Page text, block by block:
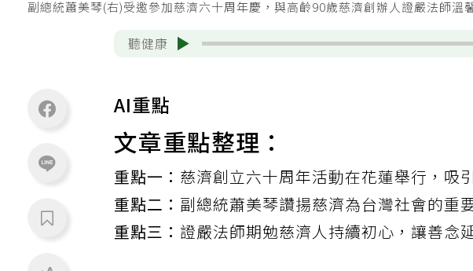
副總統蕭美琴(右)受邀參加慈濟六十周年慶，與高齡90歲慈濟創辦人證嚴法師溫
聽健康
AI重點
文章重點整理：
重點一： 慈濟創立六十周年活動在花蓮舉行，吸
重點二： 副總統蕭美琴讚揚慈濟為台灣社會的重
重點三： 證嚴法師期勉慈濟人持續初心，讓善念